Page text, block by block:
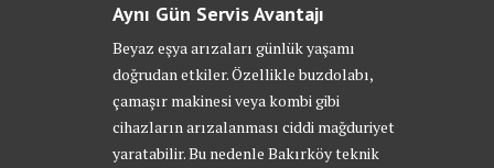
Aynı Gün Servis Avantajı
Beyaz eşya arızaları günlük yaşamı
doğrudan etkiler. Özellikle buzdolabı,
çamaşır makinesi veya kombi gibi
cihazların arızalanması ciddi mağduriyet
yaratabilir. Bu nedenle Bakırköy teknik